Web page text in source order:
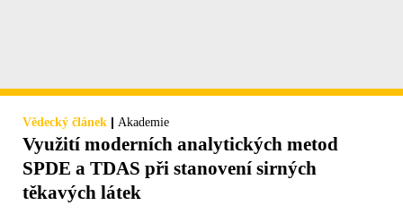
Vědecký článek | Akademie
Využití moderních analytických metod
SPDE a TDAS při stanovení sirných
těkavých látek